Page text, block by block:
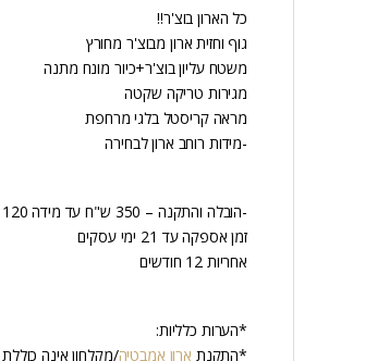
כל הארון בוצ'ר!!
גוף וחזית ארון מבוצ'ר מחורץ
משטח עליון בוצ'ר+כיור מונח מתנה
מגירות טריקה שקטה
מראה קריסטל בלגי מרחפת
-מידות רוחב ארון לבחירה
-הובלה והתקנה – 350 ש"ח עד מידה 120 ס"מ ישלמו למתקין.
זמן אספקה עד 21 ימי עסקים
אחריות 12 חודשים
*הערות כלליות:
*התקנת ארון אמבטיה/מקלחון אינה